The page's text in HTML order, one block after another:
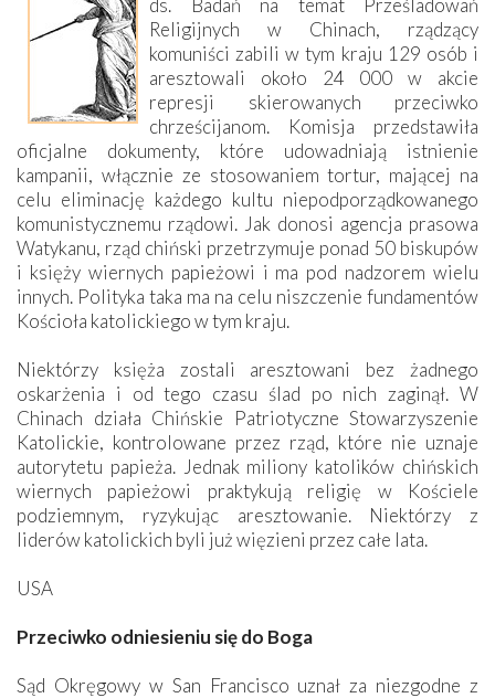
Religijnych w Chinach, rządzący
komuniści zabili w tym kraju 129 osób i
aresztowali około 24 000 w akcie
represji skierowanych przeciwko
chrześcijanom. Komisja przedstawiła
oficjalne dokumenty, które udowadniają istnienie
kampanii, włącznie ze stosowaniem tortur, mającej na
celu eliminację każdego kultu niepodporządkowanego
komunistycznemu rządowi. Jak donosi agencja prasowa
Watykanu, rząd chiński przetrzymuje ponad 50 biskupów
i księży wiernych papieżowi i ma pod nadzorem wielu
innych. Polityka taka ma na celu niszczenie fundamentów
Kościoła katolickiego w tym kraju.
Niektórzy księża zostali aresztowani bez żadnego
oskarżenia i od tego czasu ślad po nich zaginął. W
Chinach działa Chińskie Patriotyczne Stowarzyszenie
Katolickie, kontrolowane przez rząd, które nie uznaje
autorytetu papieża. Jednak miliony katolików chińskich
wiernych papieżowi praktykują religię w Kościele
podziemnym, ryzykując aresztowanie. Niektórzy z
liderów katolickich byli już więzieni przez całe lata.
USA
Przeciwko odniesieniu się do Boga
Sąd Okręgowy w San Francisco uznał za niezgodne z